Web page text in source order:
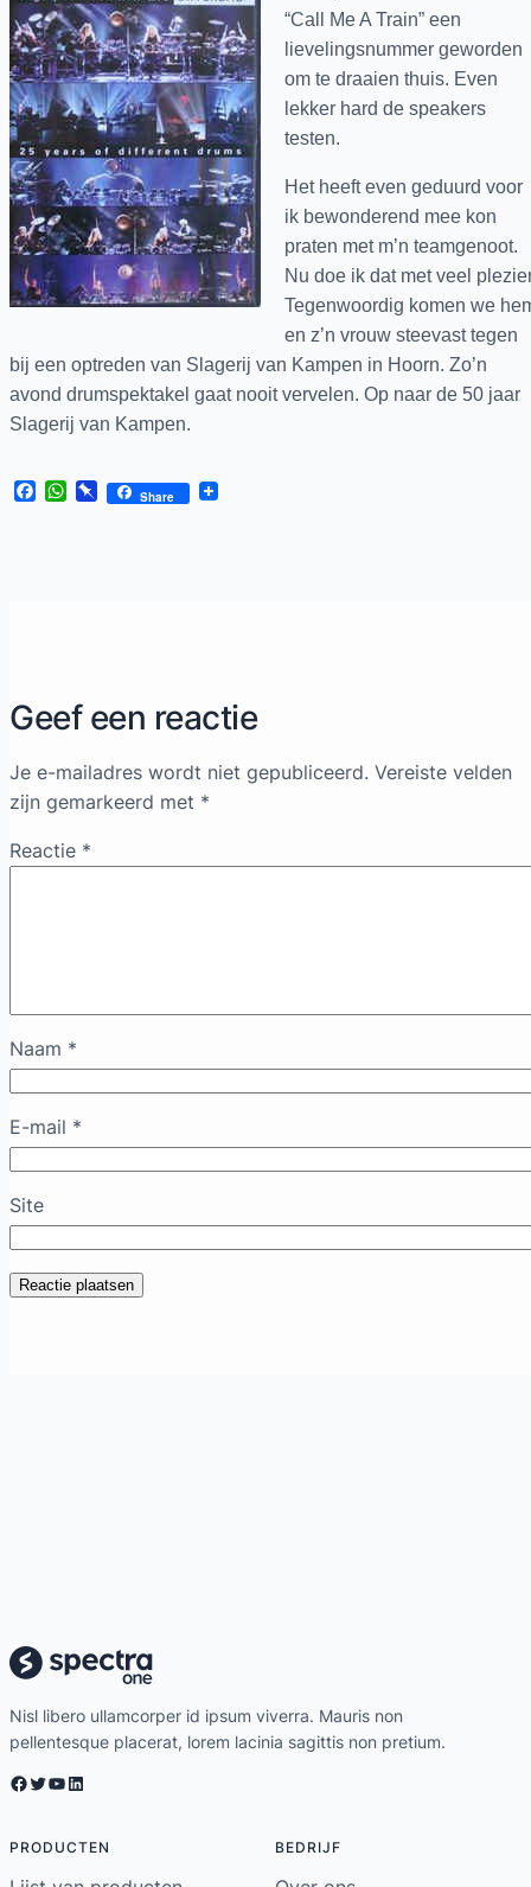
“Call Me A Train” een
lievelingsnummer geworden
om te draaien thuis. Even
lekker hard de speakers
testen.
Het heeft even geduurd voor
ik bewonderend mee kon
praten met m’n teamgenoot.
Nu doe ik dat met veel
Tegenwoordig komen we
en z’n vrouw steevast tegen
bij een optreden van Slagerij van Kampen in Hoorn. Zo’n
avond drumspektakel gaat nooit vervelen. Op naar de 50 jaar
Slagerij van Kampen.
Facebook
WhatsApp
Pinboard
Share
Geef een reactie
Je e-mailadres wordt niet gepubliceerd. Vereiste velden
zijn gemarkeerd met *
Reactie *
Naam *
E-mail *
Site
Nisl libero ullamcorper id ipsum viverra. Mauris non
pellentesque placerat, lorem lacinia sagittis non pretium.
Facebook Twitter YouTube LinkedIn
PRODUCTEN BEDRIJF